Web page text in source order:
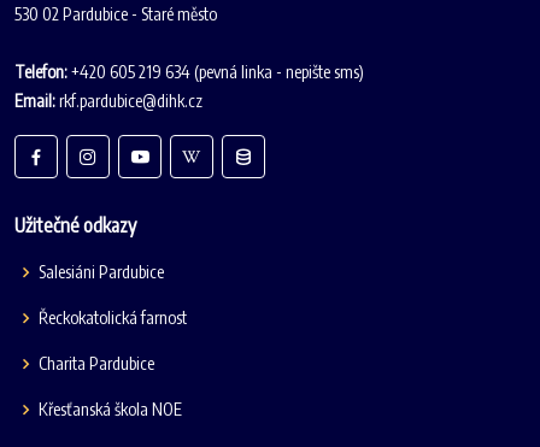
530 02 Pardubice - Staré město
Telefon:+420 605 219 634 (pevná linka - nepište sms)
Email:rkf.pardubice@dihk.cz
Užitečné odkazy
Salesiáni Pardubice
Řeckokatolická farnost
Charita Pardubice
Křesťanská škola NOE